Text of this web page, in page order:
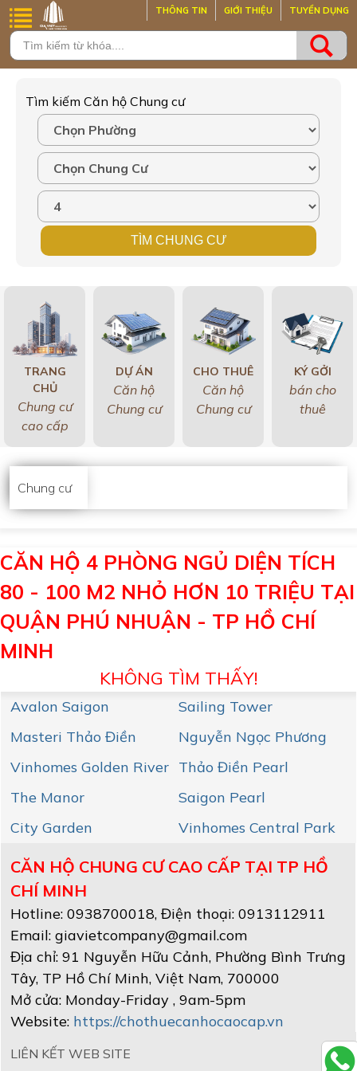
THÔNG TIN GIỚI THIỆU TUYỂN DỤNG
Tìm kiếm Căn hộ Chung cư
TRANG
CHỦ
Chung cư
cao cấp
DỰ ÁN
Căn hộ
Chung cư
CHO THUÊ
Căn hộ
Chung cư
KÝ GỞI
bán cho
thuê
Chung cư
CĂN HỘ 4 PHÒNG NGỦ DIỆN TÍCH
80 - 100 M2 NHỎ HƠN 10 TRIỆU TẠI
QUẬN PHÚ NHUẬN - TP HỒ CHÍ
MINH
KHÔNG TÌM THẤY!
Avalon Saigon
Sailing Tower
Masteri Thảo Điền
Nguyễn Ngọc Phương
Vinhomes Golden River Thảo Điền Pearl
The Manor
Saigon Pearl
City Garden
Vinhomes Central Park
CĂN HỘ CHUNG CƯ CAO CẤP TẠI TP HỒ
CHÍ MINH
Hotline: 0938700018, Điện thoại: 0913112911
Email: giavietcompany@gmail.com
Địa chỉ: 91 Nguyễn Hữu Cảnh, Phường Bình Trưng
Tây, TP Hồ Chí Minh, Việt Nam, 700000
Mở cửa: Monday-Friday , 9am-5pm
Website: https://chothuecanhocaocap.vn
LIÊN KẾT WEB SITE